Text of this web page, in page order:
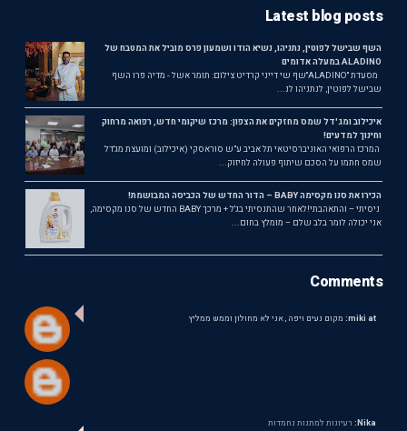
Latest blog posts
השף שבישל לפוטין, נתניהו, נשיא הודו ושמעון פרס מוביל את המטבח של
ALADINO במעלה אדומים
מסעדת ״ALADINO״שף שי דייני קרדיט צילום: תומר אשל - מדיה פרו השף
שבישל לפוטין, לנתניהו לנ...
איכילוב ומג'דל שמס מחזקים את הצפון: מרכז שיקומי חדש, רפואה מרחוק
וחינוך למדעים!
המרכז הרפואי האוניברסיטאי תל אביב ע"ש סוראסקי (איכילוב) ומועצת מג'דל
שמס חתמו על הסכם שיתוף פעולה לחיזוק...
הכירו את סנו מקסימה BABY – הדור החדש של הכביסה המבושמת!
ניסיתי – והתאהבתי!לאחר שהתנסיתי בג'ל + מרכך BABY החדש של סנו מקסימה,
אני יכולה לומר בלב שלם – מומלץ בחום...
Comments
miki at: מקום נעים ויפה , אני לא מחולון וממש ממליץ
Nika: רעיונות למתנות נחמדות